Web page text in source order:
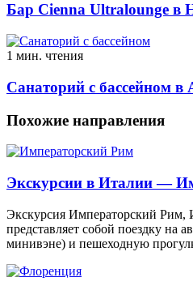
Бар Cienna Ultralounge в
1 мин. чтения
Санаторий с бассейном в
Похожие направления
Экскурсии в Италии —
Экскурсия Императорский Рим,
представляет собой поездку на
минивэне) и пешеходную